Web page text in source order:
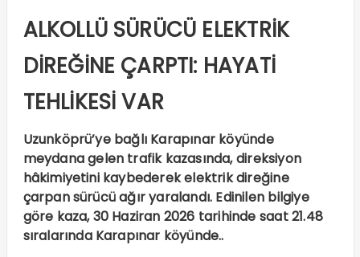
ALKOLLÜ SÜRÜCÜ ELEKTRİK
DİREĞİNE ÇARPTI: HAYATİ
TEHLİKESİ VAR
Uzunköprü’ye bağlı Karapınar köyünde
meydana gelen trafik kazasında, direksiyon
hâkimiyetini kaybederek elektrik direğine
çarpan sürücü ağır yaralandı. Edinilen bilgiye
göre kaza, 30 Haziran 2026 tarihinde saat 21.48
sıralarında Karapınar köyünde..